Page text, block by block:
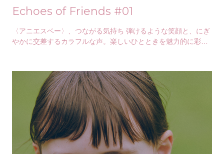
Echoes of Friends #01
〈アニエスベー〉、つながる気持ち 弾けるような笑顔と、にぎ
やかに交差するカラフルな声。楽しいひとときを魅力的に彩る